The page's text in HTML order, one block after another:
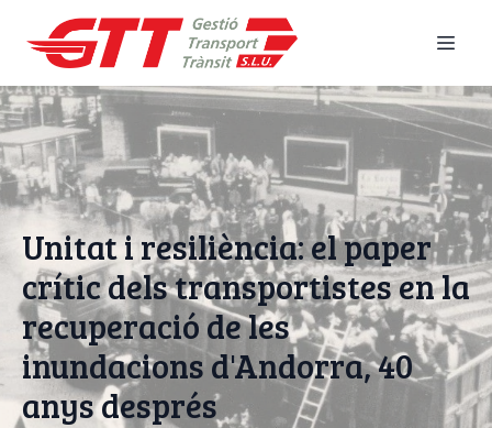
Unitat i resiliència: el paper
crític dels transportistes en la
recuperació de les
inundacions d'Andorra, 40
anys després